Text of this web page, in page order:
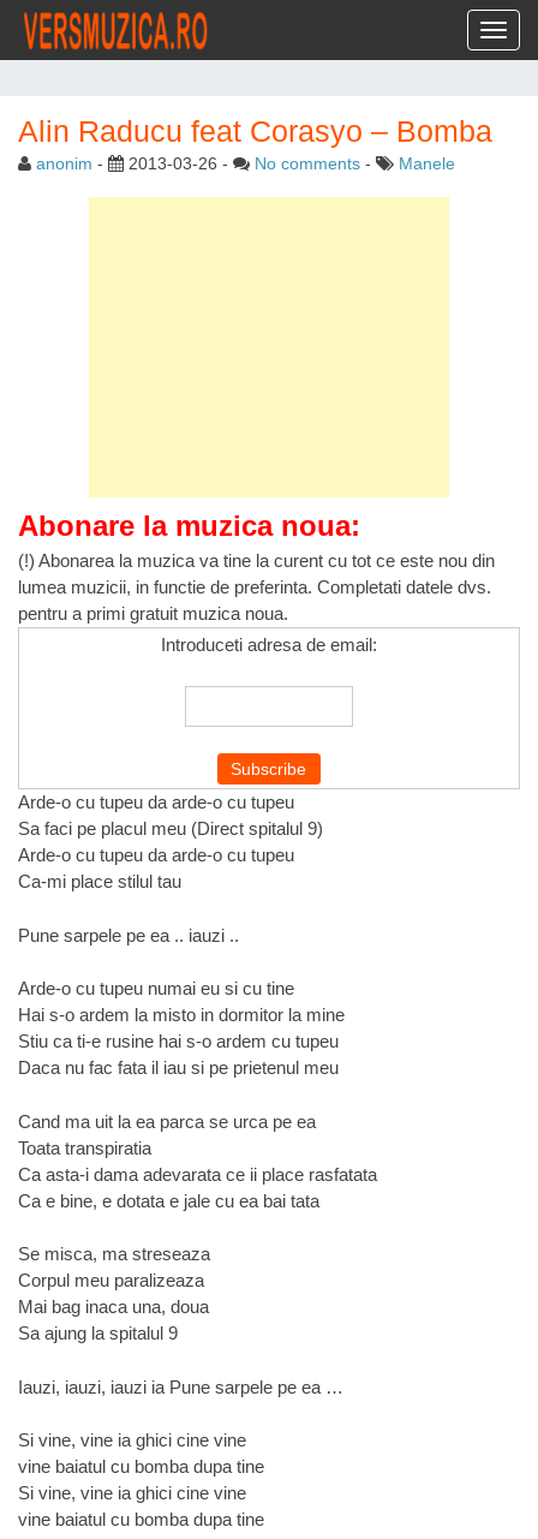
Alin Raducu feat Corasyo – Bomba
anonim - 2013-03-26 - No comments - Manele
Abonare la muzica noua:
(!) Abonarea la muzica va tine la curent cu tot ce este nou din
lumea muzicii, in functie de preferinta. Completati datele dvs.
pentru a primi gratuit muzica noua.
Introduceti adresa de email:
Arde-o cu tupeu da arde-o cu tupeu
Sa faci pe placul meu (Direct spitalul 9)
Arde-o cu tupeu da arde-o cu tupeu
Ca-mi place stilul tau
Pune sarpele pe ea .. iauzi ..
Arde-o cu tupeu numai eu si cu tine
Hai s-o ardem la misto in dormitor la mine
Stiu ca ti-e rusine hai s-o ardem cu tupeu
Daca nu fac fata il iau si pe prietenul meu
Cand ma uit la ea parca se urca pe ea
Toata transpiratia
Ca asta-i dama adevarata ce ii place rasfatata
Ca e bine, e dotata e jale cu ea bai tata
Se misca, ma streseaza
Corpul meu paralizeaza
Mai bag inaca una, doua
Sa ajung la spitalul 9
Iauzi, iauzi, iauzi ia Pune sarpele pe ea …
Si vine, vine ia ghici cine vine
vine baiatul cu bomba dupa tine
Si vine, vine ia ghici cine vine
vine baiatul cu bomba dupa tine